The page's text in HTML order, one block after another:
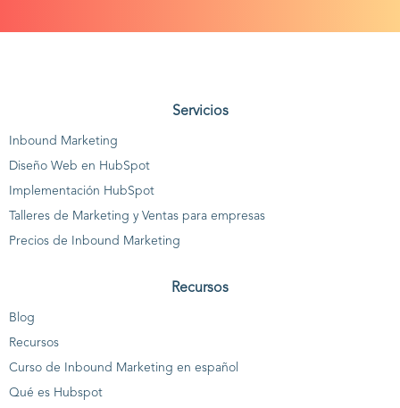
Servicios
Inbound Marketing
Diseño Web en HubSpot
Implementación HubSpot
Talleres de Marketing y Ventas para empresas
Precios de Inbound Marketing
Recursos
Blog
Recursos
Curso de Inbound Marketing en español
Qué es Hubspot